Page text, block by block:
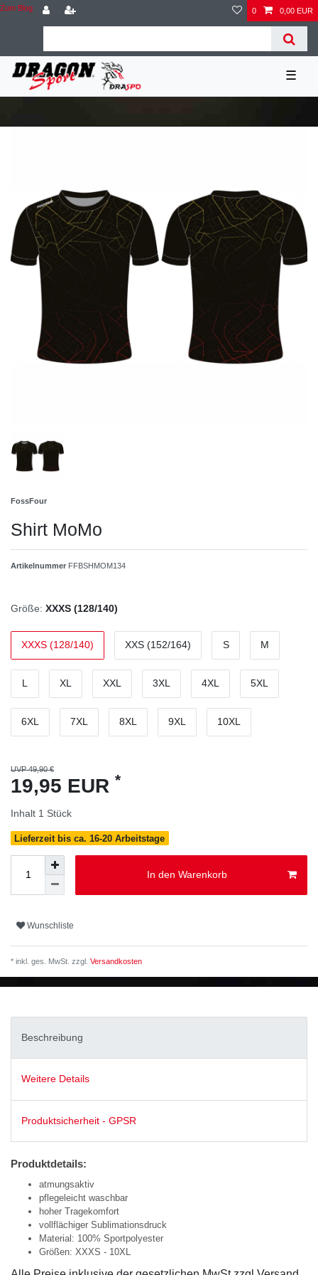
Zum Blog 0 0,00 EUR
☰
FossFour
Shirt MoMo
Artikelnummer FFBSHMOM134
Größe: XXXS (128/140)
XXXS (128/140) XXS (152/164) S M
L XL XXL 3XL 4XL 5XL
6XL 7XL 8XL 9XL 10XL
UVP 49,90 €
19,95 EUR *
Inhalt 1 Stück
Lieferzeit bis ca. 16-20 Arbeitstage
In den Warenkorb
Wunschliste
* inkl. ges. MwSt. zzgl. Versandkosten
Beschreibung
Weitere Details
Produktsicherheit - GPSR
Produktdetails:
atmungsaktiv
pflegeleicht waschbar
hoher Tragekomfort
vollflächiger Sublimationsdruck
Material: 100% Sportpolyester
Größen: XXXS - 10XL